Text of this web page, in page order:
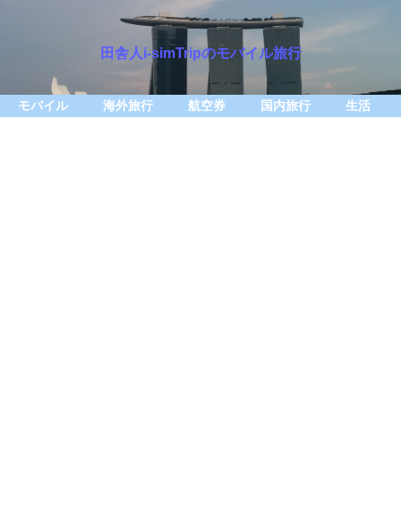
田舎人i-simTripのモバイル旅行
モバイル 海外旅行 航空券 国内旅行 生活